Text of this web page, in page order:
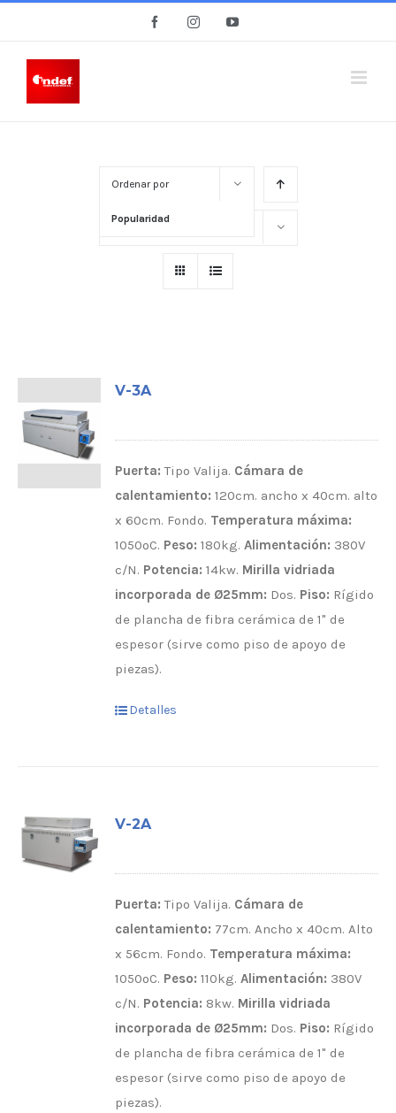
content
FacebookInstagramYouTube
Ordenar por
Popularidad
Mostrar
V-3A
Puerta: Tipo Valija. Cámara de
calentamiento: 120cm. ancho x 40cm. alto
x 60cm. Fondo. Temperatura máxima:
1050ºC. Peso: 180kg.Alimentación: 380V
c/N. Potencia: 14kw. Mirilla vidriada
incorporada de Ø25mm: Dos. Piso: Rígido
de plancha de fibra cerámica de 1" de
espesor (sirve como piso de apoyo de
piezas).
Detalles
V-2A
Puerta: Tipo Valija. Cámara de
calentamiento: 77cm. Ancho x 40cm. Alto
x 56cm. Fondo. Temperatura máxima:
1050ºC. Peso: 110kg.Alimentación: 380V
c/N. Potencia: 8kw. Mirilla vidriada
incorporada de Ø25mm: Dos. Piso: Rígido
de plancha de fibra cerámica de 1" de
espesor (sirve como piso de apoyo de
piezas).